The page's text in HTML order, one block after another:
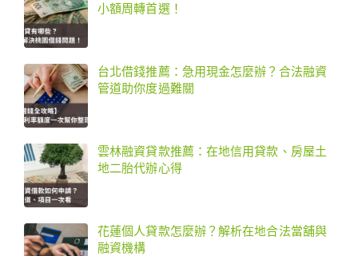
小額周轉首選！
台北借錢推薦：急用現金怎麼辦？合法融資
管道助你度過難關
雲林融資貸款推薦：在地信用貸款、房屋土
地二胎代辦心得
花蓮個人貸款怎麼辦？解析在地合法當舖與
融資機構